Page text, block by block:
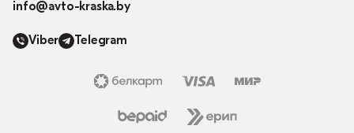
info@avto-kraska.by
Viber Telegram